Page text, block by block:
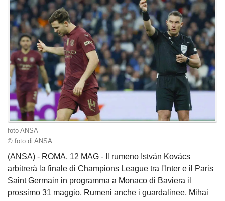
foto ANSA
© foto di ANSA
(ANSA) - ROMA, 12 MAG - Il rumeno István Kovács
arbitrerà la finale di Champions League tra l'Inter e il Paris
Saint Germain in programma a Monaco di Baviera il
prossimo 31 maggio. Rumeni anche i guardalinee, Mihai